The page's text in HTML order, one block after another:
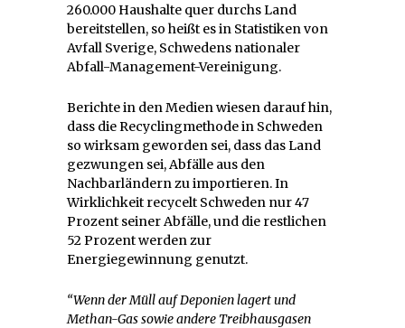
260.000 Haushalte quer durchs Land
bereitstellen, so heißt es in Statistiken von
Avfall Sverige, Schwedens nationaler
Abfall-Management-Vereinigung.
Berichte in den Medien wiesen darauf hin,
dass die Recyclingmethode in Schweden
so wirksam geworden sei, dass das Land
gezwungen sei, Abfälle aus den
Nachbarländern zu importieren. In
Wirklichkeit recycelt Schweden nur 47
Prozent seiner Abfälle, und die restlichen
52 Prozent werden zur
Energiegewinnung genutzt.
“Wenn der Müll auf Deponien lagert und
Methan-Gas sowie andere Treibhausgasen